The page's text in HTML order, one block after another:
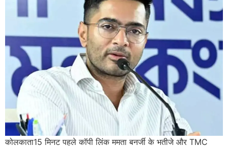
कोलकाता15 मिनट पहले कॉपी लिंक ममता बनर्जी के भतीजे और TMC